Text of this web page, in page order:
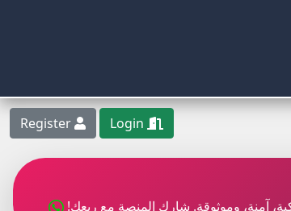
آمنة، وموثوقة. شارك المنصة مع ربعك!